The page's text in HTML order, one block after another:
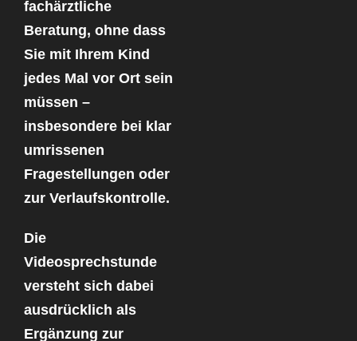
fachärztliche
Beratung, ohne dass
Sie mit Ihrem Kind
jedes Mal vor Ort sein
müssen –
insbesondere bei klar
umrissenen
Fragestellungen oder
zur Verlaufskontrolle.
Die
Videosprechstunde
versteht sich dabei
ausdrücklich als
Ergänzung zur